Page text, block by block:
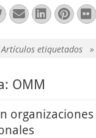
Correo
Artículos etiquetados »
OMM
organizaciones